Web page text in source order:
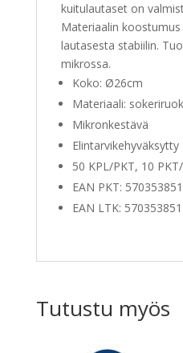
kuitulautaset on
Materiaalin
lautasesta stabiilin.
mikrossa.
Koko: Ø26cm
Materiaali:
Mikronkestävä
Elintarvikehyväksytty
50 KPL/PKT, 10
EAN PKT:
EAN LTK:
Tutustu myös